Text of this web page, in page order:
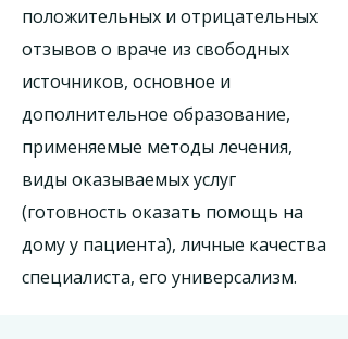
положительных и отрицательных
отзывов о враче из свободных
источников, основное и
дополнительное образование,
применяемые методы лечения,
виды оказываемых услуг
(готовность оказать помощь на
дому у пациента), личные качества
специалиста, его универсализм.